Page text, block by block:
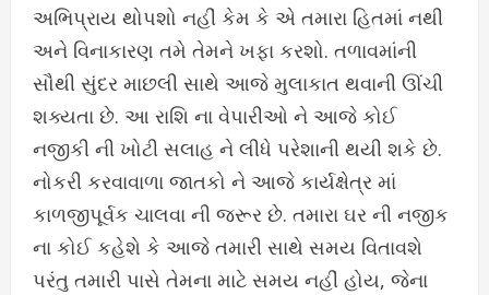
અભિપ્રાય થોપશો નહીં કેમ કે એ તમારા હિતમાં નથી
અને વિનાકારણ તમે તેમને ખફા કરશો. તળાવમાંની
સૌથી સુંદર માછલી સાથે આજે મુલાકાત થવાની ઊંચી
શક્યતા છે. આ રાશિ ના વેપારીઓ ને આજે કોઈ
નજીકી ની ખોટી સલાહ ને લીધે પરેશાની થયી શકે છે.
નોકરી કરવાવાળા જાતકો ને આજે કાર્યક્ષેત્ર માં
કાળજીપૂર્વક ચાલવા ની જરૂર છે. તમારા ઘર ની નજીક
ના કોઈ કહેશે કે આજે તમારી સાથે સમય વિતાવશે
પરંતુ તમારી પાસે તેમના માટે સમય નહીં હોય, જેના